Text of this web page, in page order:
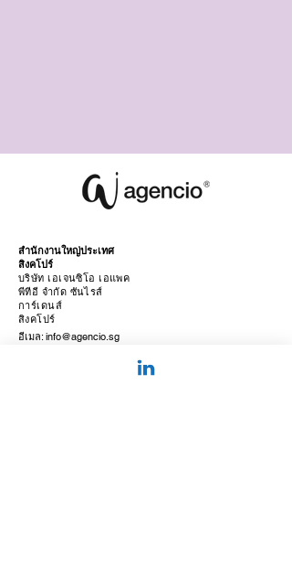
สำนักงานใหญ่ประเทศ
สิงคโปร์
บริษัท เอเจนซิโอ เอแพค
พีทีอี จำกัด ซันไรส์
การ์เดนส์
สิงคโปร์
อีเมล:info@agencio.sg